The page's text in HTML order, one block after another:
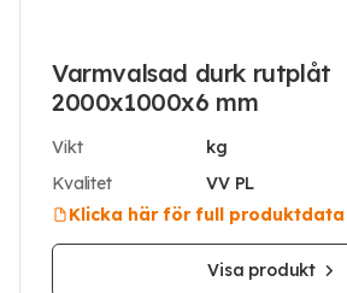
Varmvalsad durk rutplåt
2000x1000x6 mm
Vikt
kg
Kvalitet
VV PL
Klicka här för full produktdata
Visa produkt